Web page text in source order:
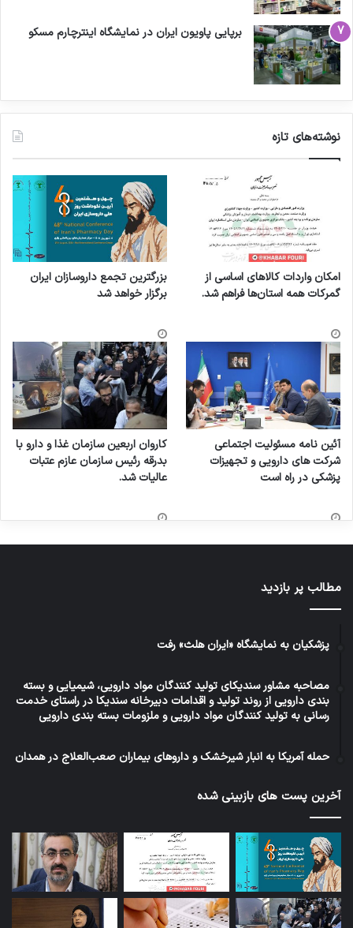
برپایی پاویون ایران در نمایشگاه اینترچارم مسکو
نوشته‌های تازه
امکان واردات کالاهای اساسی از
گمرکات همه استان‌ها فراهم شد.
بزرگترین تجمع داروسازان ایران
برگزار خواهد شد
آئین نامه مسئولیت اجتماعی
شرکت های دارویی و تجهیزات
پزشکی در راه است
کاروان اربعین سازمان غذا و دارو با
بدرقه رئیس سازمان عازم عتبات
عالیات شد.
مطالب پر بازدید
پزشکیان به نمایشگاه «ایران هلث» رفت
مصاحبه مشاور سندیکای تولید کنندگان مواد دارویی، شیمیایی و بسته
بندی دارویی از روند تولید و اقدامات دبیرخانه سندیکا در راستای خدمت
رسانی به تولید کنندگان مواد دارویی و ملزومات بسته بندی دارویی
حمله آمریکا به انبار شیرخشک و داروهای بیماران صعب‌العلاج در همدان
آخرین پست های بازبینی شده